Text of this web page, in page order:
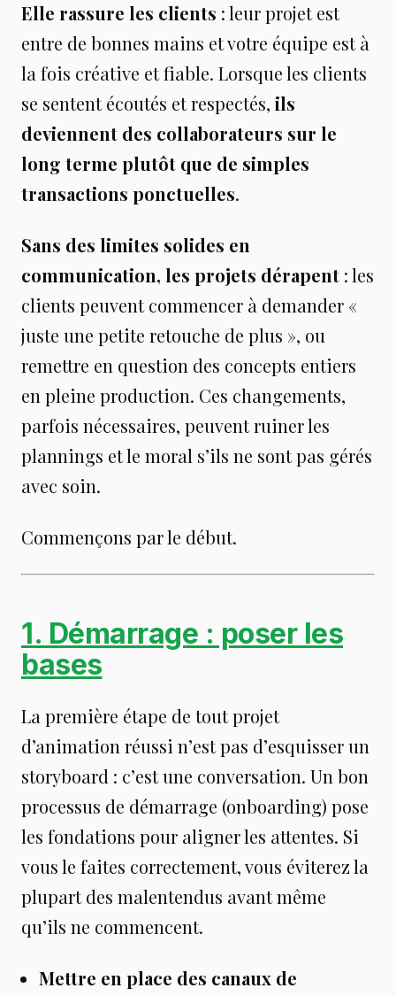
Elle rassure les clients : leur projet est
entre de bonnes mains et votre équipe est à
la fois créative et fiable. Lorsque les clients
se sentent écoutés et respectés, ils
deviennent des collaborateurs sur le
long terme plutôt que de simples
transactions ponctuelles.
Sans des limites solides en
communication, les projets dérapent : les
clients peuvent commencer à demander «
juste une petite retouche de plus », ou
remettre en question des concepts entiers
en pleine production. Ces changements,
parfois nécessaires, peuvent ruiner les
plannings et le moral s’ils ne sont pas gérés
avec soin.
Commençons par le début.
1. Démarrage : poser les
bases
La première étape de tout projet
d’animation réussi n’est pas d’esquisser un
storyboard : c’est une conversation. Un bon
processus de démarrage (onboarding) pose
les fondations pour aligner les attentes. Si
vous le faites correctement, vous éviterez la
plupart des malentendus avant même
qu’ils ne commencent.
Mettre en place des canaux de